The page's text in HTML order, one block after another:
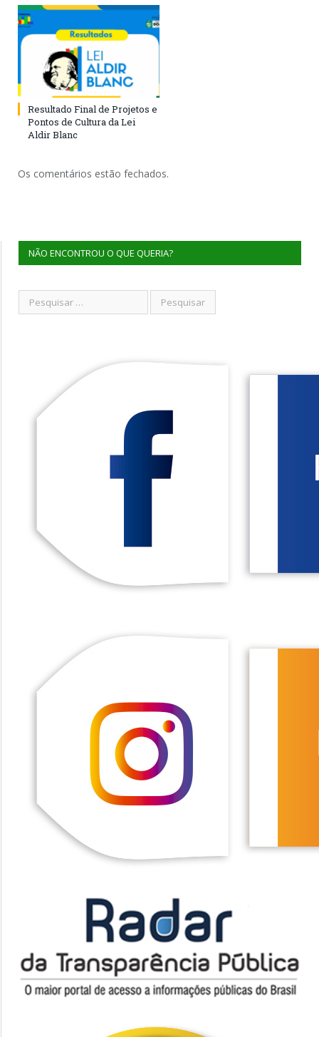
Resultado Final de Projetos e
Pontos de Cultura da Lei
Aldir Blanc
Os comentários estão fechados.
NÃO ENCONTROU O QUE QUERIA?